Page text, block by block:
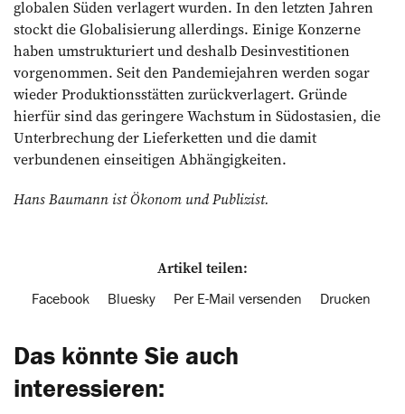
globalen Süden verlagert wurden. In den letzten Jahren
stockt die Globalisierung allerdings. Einige Konzerne
haben umstrukturiert und deshalb Desinvestitionen
vorgenommen. Seit den Pandemiejahren werden sogar
wieder Produktionsstätten zurückverlagert. Gründe
hierfür sind das geringere Wachstum in Südostasien, die
Unterbrechung der Lieferketten und die damit
verbundenen einseitigen Abhängigkeiten.
Hans Baumann ist Ökonom und Publizist.
Artikel teilen:
Facebook Bluesky Per E-Mail versenden Drucken
Das könnte Sie auch
interessieren: